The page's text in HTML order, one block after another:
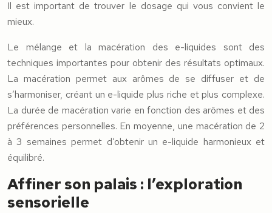
Il est important de trouver le dosage qui vous convient le
mieux.
Le mélange et la macération des e-liquides sont des
techniques importantes pour obtenir des résultats optimaux.
La macération permet aux arômes de se diffuser et de
s’harmoniser, créant un e-liquide plus riche et plus complexe.
La durée de macération varie en fonction des arômes et des
préférences personnelles. En moyenne, une macération de 2
à 3 semaines permet d’obtenir un e-liquide harmonieux et
équilibré.
Affiner son palais : l’exploration
sensorielle